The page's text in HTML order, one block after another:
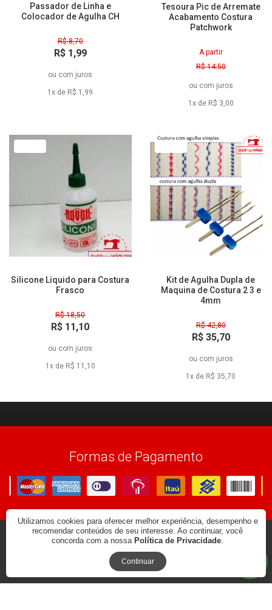
Passador de Linha e
Colocador de Agulha CH
R$ 8,70
R$ 1,99
ou
1x de R$ 1,99
com juros
Tesoura Pic de Arremate
Acabamento Costura
Patchwork
A partir
R$ 14,50
à vista
ou
1x de R$ 3,00
com juros
Silicone Liquido para Costura
Frasco
R$ 18,50
R$ 11,10
ou
1x de R$ 11,10
com juros
Kit de Agulha Dupla de
Maquina de Costura 2 3 e
4mm
R$ 42,80
R$ 35,70
ou
1x de R$ 35,70
com juros
Formas de Pagamento
© 2026CARLOS ANDRADE. CNPJ: 131010438-75
BY COMMERCEPLUS
Utilizamos cookies para oferecer melhor experiência, desempenho e
recomendar conteúdos de seu interesse. Ao continuar, você
concorda com a nossa Política de Privacidade.
Continuar